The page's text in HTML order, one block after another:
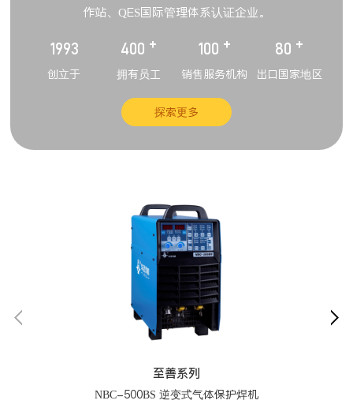
作站、QES国际管理体系认证企业。
1993
创立于
400 +
拥有员工
100 +
销售服务机构
80 +
出口国家地区
探索更多
至善系列
NBC-500BS 逆变式气体保护焊机
 